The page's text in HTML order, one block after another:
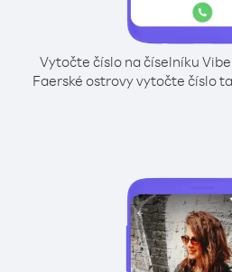
Vytočte číslo na číselníku
Faerské ostrovy vytočte číslo